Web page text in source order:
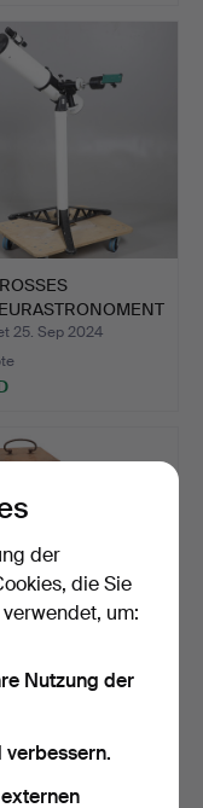
25. Sep 2024
GEHÄUSE-
der
die Sie
um:
Nutzung der